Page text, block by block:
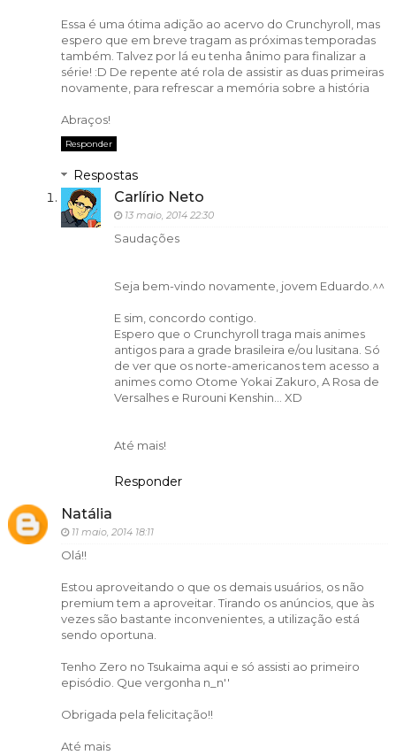
Essa é uma ótima adição ao acervo do Crunchyroll, mas
espero que em breve tragam as próximas temporadas
também. Talvez por lá eu tenha ânimo para finalizar a
série! :D De repente até rola de assistir as duas primeiras
novamente, para refrescar a memória sobre a história
Abraços!
Responder
Respostas
Carlírio Neto
13 maio, 2014 22:30
Saudações
Seja bem-vindo novamente, jovem Eduardo.^^
E sim, concordo contigo.
Espero que o Crunchyroll traga mais animes
antigos para a grade brasileira e/ou lusitana. Só
de ver que os norte-americanos tem acesso a
animes como Otome Yokai Zakuro, A Rosa de
Versalhes e Rurouni Kenshin... XD
Até mais!
Responder
Natália
11 maio, 2014 18:11
Olá!!
Estou aproveitando o que os demais usuários, os não
premium tem a aproveitar. Tirando os anúncios, que às
vezes são bastante inconvenientes, a utilização está
sendo oportuna.
Tenho Zero no Tsukaima aqui e só assisti ao primeiro
episódio. Que vergonha n_n''
Obrigada pela felicitação!!
Até mais